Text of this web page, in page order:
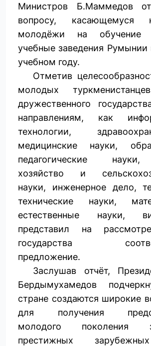
Министров Б.Маммедов
вопросу, касающемуся
молодёжи на
учебные заведения Румынии
учебном году.
Отметив
молодых
дружественного
направлениям, как
технологии,
медицинские науки,
педагогические
хозяйство и
науки, инженерное дело,
технические науки,
естественные науки,
представил на
государства
предложение.
Заслушав отчёт,
Бердымухамедов
стране создаются широкие
для получения
молодого поколения
престижных